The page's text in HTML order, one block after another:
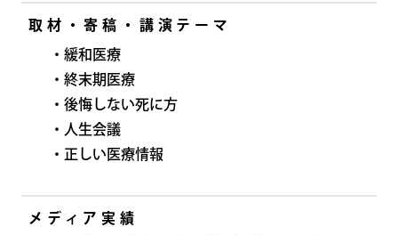
取材・寄稿・講演テーマ
・緩和医療
・終末期医療
・後悔しない死に方
・人生会議
・正しい医療情報
メディア実績